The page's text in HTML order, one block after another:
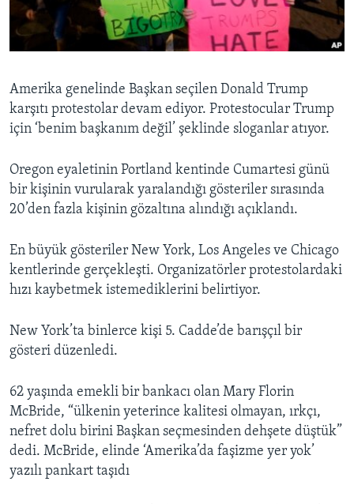
HAYATTAN
SANAT
BIZI TAKIP EDIN
Diller
Amerika genelinde Başkan seçilen Donald Trump
karşıtı protestolar devam ediyor. Protestocular Trump
için ‘benim başkanım değil’ şeklinde sloganlar atıyor.
Oregon eyaletinin Portland kentinde Cumartesi günü
bir kişinin vurularak yaralandığı gösteriler sırasında
20’den fazla kişinin gözaltına alındığı açıklandı.
En büyük gösteriler New York, Los Angeles ve Chicago
kentlerinde gerçekleşti. Organizatörler protestolardaki
hızı kaybetmek istemediklerini belirtiyor.
New York’ta binlerce kişi 5. Cadde’de barışçıl bir
gösteri düzenledi.
62 yaşında emekli bir bankacı olan Mary Florin
McBride, “ülkenin yeterince kalitesi olmayan, ırkçı,
nefret dolu birini Başkan seçmesinden dehşete düştük”
dedi. McBride, elinde ‘Amerika’da faşizme yer yok’
yazılı pankart taşıdı